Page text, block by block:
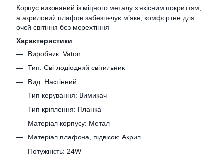
Корпус виконаний із міцного металу з якісним покриттям,
а акриловий плафон забезпечує м’яке, комфортне для
очей світіння без мерехтіння.
Характеристики:
Виробник: Vaton
Тип: Світлодіодний світильник
Вид: Настінний
Тип керування: Вимикач
Тип кріплення: Планка
Матеріал корпусу: Метал
Матеріал плафона, підвісок: Акрил
Потужність: 24W